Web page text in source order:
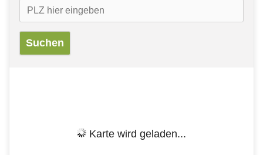
Karte wird geladen...